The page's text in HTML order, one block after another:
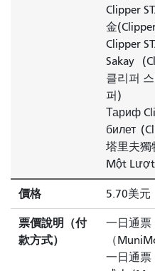
Clipper
金
Clipper
Sakay
클리퍼
퍼)
Тариф
билет
塔里夫獨
Một Lượt
價格 5.70美元
票價說明（付
款方式）
一日通票
（
一日通票